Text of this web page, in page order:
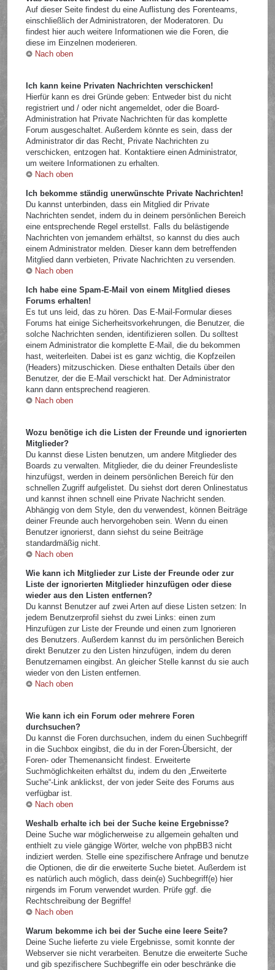
Auf dieser Seite findest du eine Auflistung des Forenteams,
einschließlich der Administratoren, der Moderatoren. Du
findest hier auch weitere Informationen wie die Foren, die
diese im Einzelnen moderieren.
Nach oben
Ich kann keine Privaten Nachrichten verschicken!
Hierfür kann es drei Gründe geben: Entweder bist du nicht
registriert und / oder nicht angemeldet, oder die Board-
Administration hat Private Nachrichten für das komplette
Forum ausgeschaltet. Außerdem könnte es sein, dass der
Administrator dir das Recht, Private Nachrichten zu
verschicken, entzogen hat. Kontaktiere einen Administrator,
um weitere Informationen zu erhalten.
Nach oben
Ich bekomme ständig unerwünschte Private Nachrichten!
Du kannst unterbinden, dass ein Mitglied dir Private
Nachrichten sendet, indem du in deinem persönlichen Bereich
eine entsprechende Regel erstellst. Falls du belästigende
Nachrichten von jemandem erhältst, so kannst du dies auch
einem Administrator melden. Dieser kann dem betreffenden
Mitglied dann verbieten, Private Nachrichten zu versenden.
Nach oben
Ich habe eine Spam-E-Mail von einem Mitglied dieses
Forums erhalten!
Es tut uns leid, das zu hören. Das E-Mail-Formular dieses
Forums hat einige Sicherheitsvorkehrungen, die Benutzer, die
solche Nachrichten senden, identifizieren sollen. Du solltest
einem Administrator die komplette E-Mail, die du bekommen
hast, weiterleiten. Dabei ist es ganz wichtig, die Kopfzeilen
(Headers) mitzuschicken. Diese enthalten Details über den
Benutzer, der die E-Mail verschickt hat. Der Administrator
kann dann entsprechend reagieren.
Nach oben
Wozu benötige ich die Listen der Freunde und ignorierten
Mitglieder?
Du kannst diese Listen benutzen, um andere Mitglieder des
Boards zu verwalten. Mitglieder, die du deiner Freundesliste
hinzufügst, werden in deinem persönlichen Bereich für den
schnellen Zugriff aufgelistet. Du siehst dort deren Onlinestatus
und kannst ihnen schnell eine Private Nachricht senden.
Abhängig von dem Style, den du verwendest, können Beiträge
deiner Freunde auch hervorgehoben sein. Wenn du einen
Benutzer ignorierst, dann siehst du seine Beiträge
standardmäßig nicht.
Nach oben
Wie kann ich Mitglieder zur Liste der Freunde oder zur
Liste der ignorierten Mitglieder hinzufügen oder diese
wieder aus den Listen entfernen?
Du kannst Benutzer auf zwei Arten auf diese Listen setzen: In
jedem Benutzerprofil siehst du zwei Links: einen zum
Hinzufügen zur Liste der Freunde und einen zum Ignorieren
des Benutzers. Außerdem kannst du im persönlichen Bereich
direkt Benutzer zu den Listen hinzufügen, indem du deren
Benutzernamen eingibst. An gleicher Stelle kannst du sie auch
wieder von den Listen entfernen.
Nach oben
Wie kann ich ein Forum oder mehrere Foren
durchsuchen?
Du kannst die Foren durchsuchen, indem du einen Suchbegriff
in die Suchbox eingibst, die du in der Foren-Übersicht, der
Foren- oder Themenansicht findest. Erweiterte
Suchmöglichkeiten erhältst du, indem du den „Erweiterte
Suche“-Link anklickst, der von jeder Seite des Forums aus
verfügbar ist.
Nach oben
Weshalb erhalte ich bei der Suche keine Ergebnisse?
Deine Suche war möglicherweise zu allgemein gehalten und
enthielt zu viele gängige Wörter, welche von phpBB3 nicht
indiziert werden. Stelle eine spezifischere Anfrage und benutze
die Optionen, die dir die erweiterte Suche bietet. Außerdem ist
es natürlich auch möglich, dass dein(e) Suchbegriff(e) hier
nirgends im Forum verwendet wurden. Prüfe ggf. die
Rechtschreibung der Begriffe!
Nach oben
Warum bekomme ich bei der Suche eine leere Seite?
Deine Suche lieferte zu viele Ergebnisse, somit konnte der
Webserver sie nicht verarbeiten. Benutze die erweiterte Suche
und gib spezifischere Suchbegriffe ein oder beschränke die